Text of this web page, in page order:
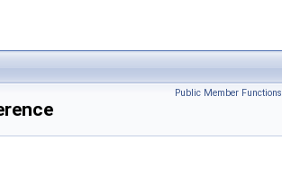
Public Member Functions